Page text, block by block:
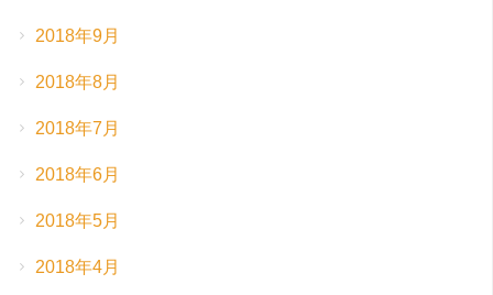
2018年9月
2018年8月
2018年7月
2018年6月
2018年5月
2018年4月